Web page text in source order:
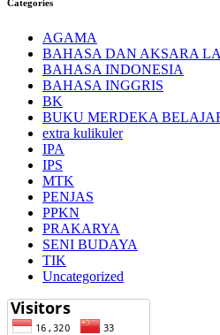
Categories
AGAMA
BAHASA DAN AKSARA
BAHASA INDONESIA
BAHASA INGGRIS
BK
BUKU MERDEKA
extra kulikuler
IPA
IPS
MTK
PENJAS
PPKN
PRAKARYA
SENI BUDAYA
TIK
Uncategorized